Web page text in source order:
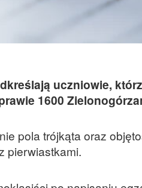
uczniowie,
1600
pola trójkąta oraz
pierwiastkami.